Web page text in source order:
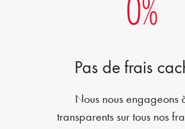
Pas de frais
Nous nous engageons
transparents sur tous nos